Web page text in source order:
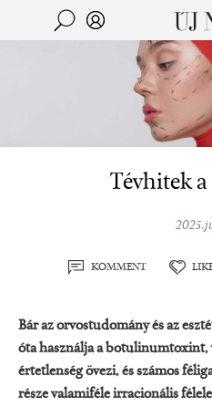
Jump to
Kereső
Tévhitek
KOMMENT
Bár az orvostudomány és az
óta használja a botulinumtoxint,
értetlenség övezi, és számos
része valamiféle irracionális